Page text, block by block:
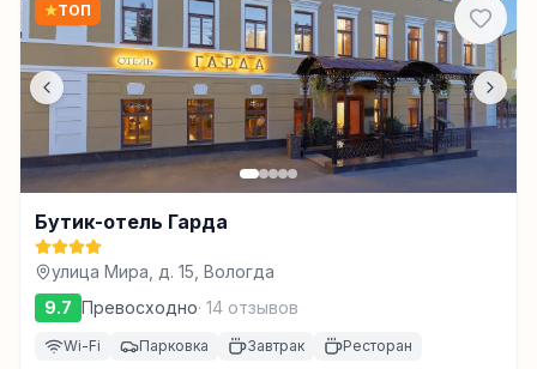
★ТОП
Бутик-отель Гарда
улица Мира, д. 15, Вологда
9.7 Превосходно· 14 отзывов
Wi-Fi Парковка Завтрак Ресторан